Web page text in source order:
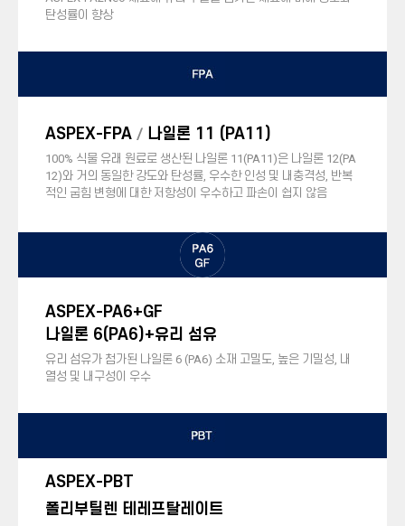
탄성률이 향상
ASPEX-FPA / 나일론 11 (PA11)
100% 식물 유래 원료로 생산된 나일론 11(PA11)은 나일론 12(PA
12)와 거의 동일한 강도와 탄성률, 우수한 인성 및 내충격성, 반복
적인 굽힘 변형에 대한 저항성이 우수하고 파손이 쉽지 않음
ASPEX-PA6+GF
나일론 6(PA6)+유리 섬유
유리 섬유가 첨가된 나일론 6 (PA6) 소재 고밀도, 높은 기밀성, 내
열성 및 내구성이 우수
ASPEX-PBT
폴리부틸렌 테레프탈레이트